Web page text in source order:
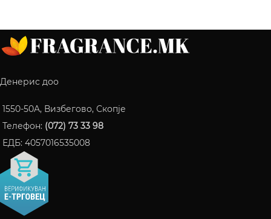
Денерис доо
1550-50A, Визбегово, Скопје
Телефон: (072) 73 33 98
ЕДБ: 4057016535008